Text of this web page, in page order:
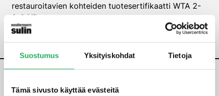
Suostumus Yksityiskohdat Tietoja
Tämä sivusto käyttää evästeitä
restauroitavien kohteiden tuotesertifikaatti WTA 2-
9-04/D.